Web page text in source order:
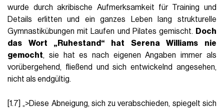
wurde durch akribische Aufmerksamkeit für Training und
Details erlitten und ein ganzes Leben lang strukturelle
Gymnastikübungen mit Laufen und Pilates gemischt. Doch
das Wort „Ruhestand“ hat Serena Williams nie
gemocht, sie hat es nach eigenen Angaben immer als
vorübergehend, fließend und sich entwickelnd angesehen,
nicht als endgültig.
[1.7] „>Diese Abneigung, sich zu verabschieden, spiegelt sich